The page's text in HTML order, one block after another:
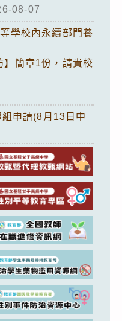
08-07
學校內永續部門養
】簡章1份，請貴校
申請(8月13日中